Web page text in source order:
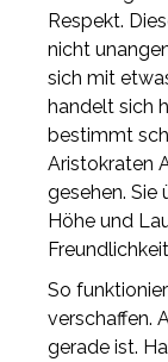
Respekt.
nicht
sich mit
handelt sich
bestimmt
Aristokraten
gesehen. Sie
Höhe und
So
verschaffen.
gerade ist.